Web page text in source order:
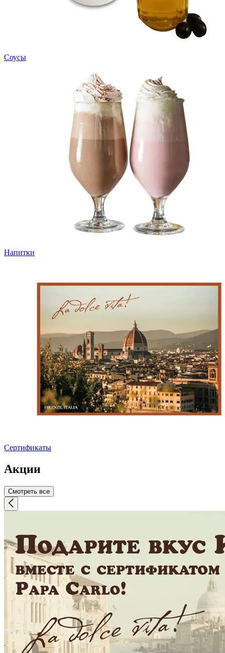
Соусы
Напитки
Сертификаты
Акции
Смотреть все